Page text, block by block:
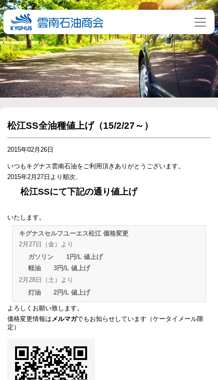
松江SS全油種値上げ（15/2/27～）
2015年02月26日
いつもキグナス雲南石油をご利用頂きありがとうございます。
2015年2月27日より順次、
松江SSにて下記の通り値上げ
いたします。
キグナスセルフユーエス松江 価格変更
2月27日（金）より
ガソリン 1円/L 値上げ
軽油 3円/L 値上げ
2月28日（土）より
灯油 2円/L 値上げ
よろしくお願い致します。
価格変更情報はメルマガでもお知らせしています（ケータイメール限
定）